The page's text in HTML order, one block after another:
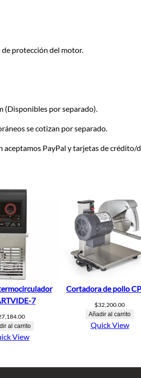
protección del motor.
(Disponibles por separado).
se cotizan por separado.
aceptamos PayPal y tarjetas de crédito/
7
al carrito
View
Cortadora de pollo
$32,200.00
Añadir al carrito
Quick View